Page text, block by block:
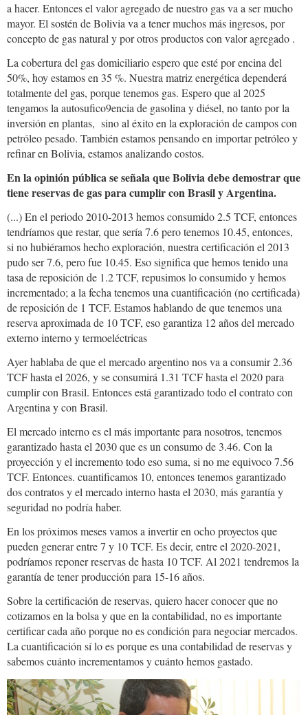
a hacer. Entonces el valor agregado de nuestro gas va a ser mucho
mayor. El sostén de Bolivia va a tener muchos más ingresos, por
concepto de gas natural y por otros productos con valor agregado .
La cobertura del gas domiciliario espero que esté por encina del
50%, hoy estamos en 35 %. Nuestra matriz energética dependerá
totalmente del gas, porque tenemos gas. Espero que al 2025
tengamos la autosufico9encia de gasolina y diésel, no tanto por la
inversión en plantas, sino al éxito en la exploración de campos con
petróleo pesado. También estamos pensando en importar petróleo y
refinar en Bolivia, estamos analizando costos.
En la opinión pública se señala que Bolivia debe demostrar que
tiene reservas de gas para cumplir con Brasil y Argentina.
(...) En el periodo 2010-2013 hemos consumido 2.5 TCF, entonces
tendríamos que restar, que sería 7.6 pero tenemos 10.45, entonces,
si no hubiéramos hecho exploración, nuestra certificación el 2013
pudo ser 7.6, pero fue 10.45. Eso significa que hemos tenido una
tasa de reposición de 1.2 TCF, repusimos lo consumido y hemos
incrementado; a la fecha tenemos una cuantificación (no certificada)
de reposición de 1 TCF. Estamos hablando de que tenemos una
reserva aproximada de 10 TCF, eso garantiza 12 años del mercado
externo interno y termoeléctricas
Ayer hablaba de que el mercado argentino nos va a consumir 2.36
TCF hasta el 2026, y se consumirá 1.31 TCF hasta el 2020 para
cumplir con Brasil. Entonces está garantizado todo el contrato con
Argentina y con Brasil.
El mercado interno es el más importante para nosotros, tenemos
garantizado hasta el 2030 que es un consumo de 3.46. Con la
proyección y el incremento todo eso suma, si no me equivoco 7.56
TCF. Entonces. cuantificamos 10, entonces tenemos garantizado
dos contratos y el mercado interno hasta el 2030, más garantía y
seguridad no podría haber.
En los próximos meses vamos a invertir en ocho proyectos que
pueden generar entre 7 y 10 TCF. Es decir, entre el 2020-2021,
podríamos reponer reservas de hasta 10 TCF. Al 2021 tendremos la
garantía de tener producción para 15-16 años.
Sobre la certificación de reservas, quiero hacer conocer que no
cotizamos en la bolsa y que en la contabilidad, no es importante
certificar cada año porque no es condición para negociar mercados.
La cuantificación sí lo es porque es una contabilidad de reservas y
sabemos cuánto incrementamos y cuánto hemos gastado.
LuisASanchez.Urgentebo.jpg